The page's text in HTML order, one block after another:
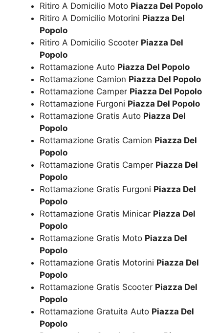
Ritiro A Domicilio Moto Piazza Del Popolo
Ritiro A Domicilio Motorini Piazza Del
Popolo
Ritiro A Domicilio Scooter Piazza Del
Popolo
Rottamazione Auto Piazza Del Popolo
Rottamazione Camion Piazza Del Popolo
Rottamazione Camper Piazza Del Popolo
Rottamazione Furgoni Piazza Del Popolo
Rottamazione Gratis Auto Piazza Del
Popolo
Rottamazione Gratis Camion Piazza Del
Popolo
Rottamazione Gratis Camper Piazza Del
Popolo
Rottamazione Gratis Furgoni Piazza Del
Popolo
Rottamazione Gratis Minicar Piazza Del
Popolo
Rottamazione Gratis Moto Piazza Del
Popolo
Rottamazione Gratis Motorini Piazza Del
Popolo
Rottamazione Gratis Scooter Piazza Del
Popolo
Rottamazione Gratuita Auto Piazza Del
Popolo